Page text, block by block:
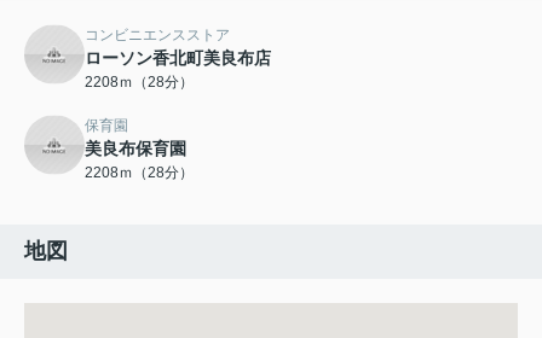
コンビニエンスストア
ローソン香北町美良布店
2208ｍ（28分）
保育園
美良布保育園
2208ｍ（28分）
地図